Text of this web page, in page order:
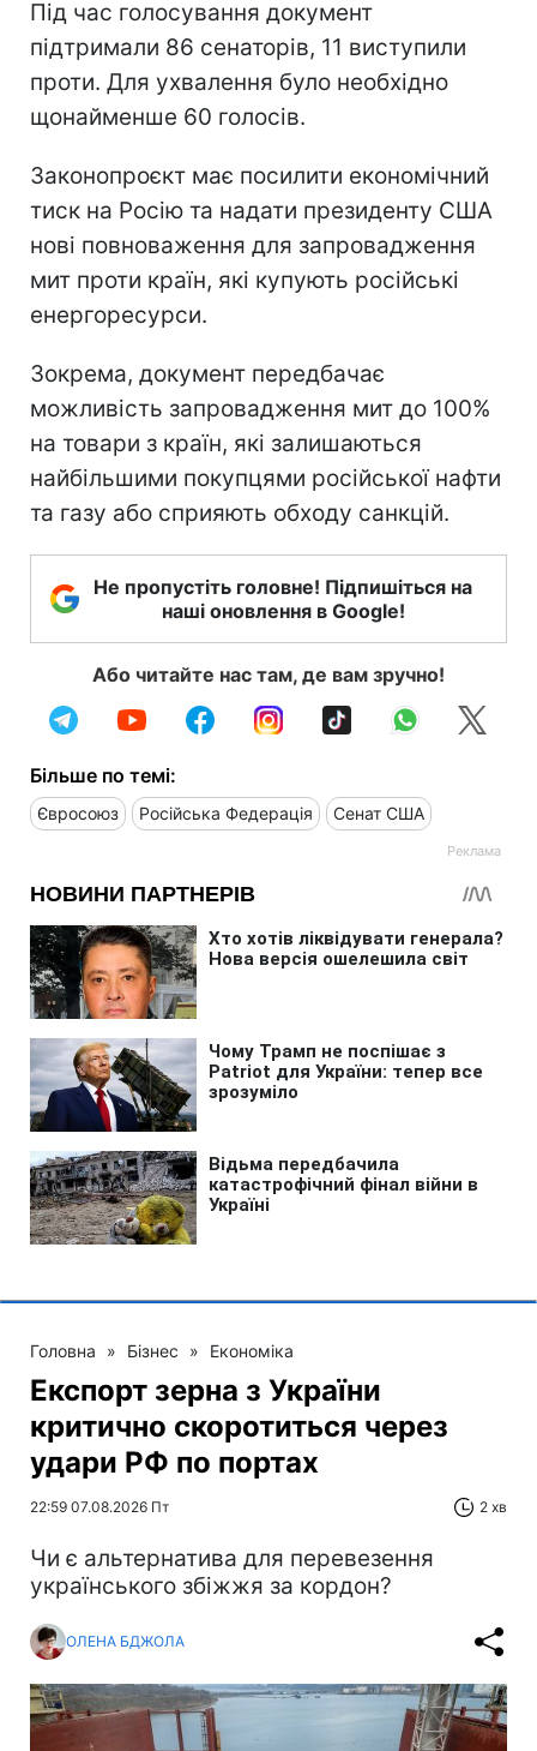
Під час голосування документ
підтримали 86 сенаторів, 11 виступили
проти. Для ухвалення було необхідно
щонайменше 60 голосів.
Законопроєкт має посилити економічний
тиск на Росію та надати президенту США
нові повноваження для запровадження
мит проти країн, які купують російські
енергоресурси.
Зокрема, документ передбачає
можливість запровадження мит до 100%
на товари з країн, які залишаються
найбільшими покупцями російської нафти
та газу або сприяють обходу санкцій.
Не пропустіть головне! Підпишіться на
наші оновлення в Google!
Або читайте нас там, де вам зручно!
Більше по темі:
Євросоюз Російська Федерація Сенат США
Головна » Бізнес » Економіка
Експорт зерна з України
критично скоротиться через
удари РФ по портах
22:59 07.08.2026 Пт 2 хв
Чи є альтернатива для перевезення
українського збіжжя за кордон?
ОЛЕНА БДЖОЛА